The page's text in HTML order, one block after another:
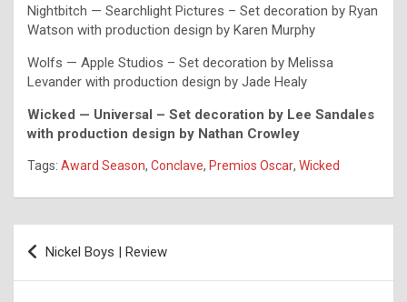
Nightbitch — Searchlight Pictures – Set decoration by Ryan
Watson with production design by Karen Murphy
Wolfs — Apple Studios – Set decoration by Melissa
Levander with production design by Jade Healy
Wicked — Universal – Set decoration by Lee Sandales
with production design by Nathan Crowley
Tags: Award Season, Conclave, Premios Oscar, Wicked
Navegación
de
entradas
Nickel Boys | Review